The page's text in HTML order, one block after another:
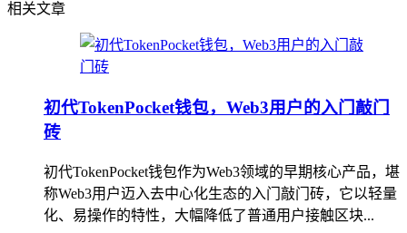
相关文章
初代TokenPocket钱包，Web3用户的入门敲门
砖
初代TokenPocket钱包作为Web3领域的早期核心产品，堪
称Web3用户迈入去中心化生态的入门敲门砖，它以轻量
化、易操作的特性，大幅降低了普通用户接触区块...